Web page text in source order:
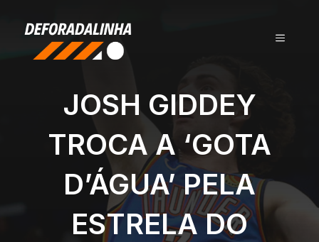
conteúdo
MENU
JOSH GIDDEY
TROCA A ‘GOTA
D’ÁGUA’ PELA
ESTRELA DO